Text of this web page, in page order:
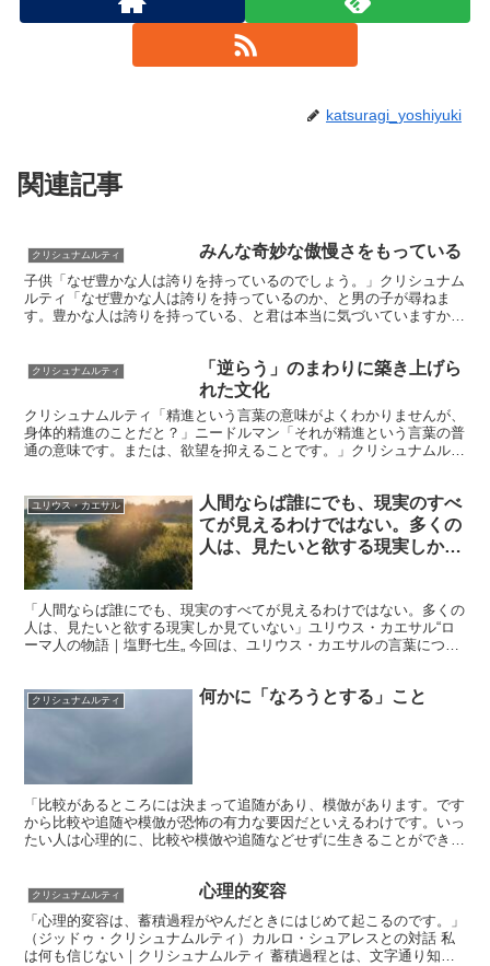
katsuragi_yoshiyuki
関連記事
クリシュナムルティ みんな奇妙な傲慢さをもっている
子供「なぜ豊かな人は誇りを持っているのでしょう。」クリシュナム
ルティ「なぜ豊かな人は誇りを持っているのか、と男の子が尋ねま
す。豊かな人は誇りを持っている、と君は本当に気づいていますか。
クリシュナムルティ
「逆らう」のまわりに築き上げら
れた文化
クリシュナムルティ「精進という言葉の意味がよくわかりませんが、
身体的精進のことだと？」ニードルマン「それが精進という言葉の普
通の意味です。または、欲望を抑えることです。」クリシュナムルテ
ユリウス・カエサル
人間ならば誰にでも、現実のすべ
てが見えるわけではない。多くの
人は、見たいと欲する現実しか見
「人間ならば誰にでも、現実のすべてが見えるわけではない。多くの
人は、見たいと欲する現実しか見ていない」ユリウス・カエサル“ロ
ーマ人の物語｜塩野七生„ 今回は、ユリウス・カエサルの言葉につい
クリシュナムルティ 何かに「なろうとする」こと
「比較があるところには決まって追随があり、模倣があります。です
から比較や追随や模倣が恐怖の有力な要因だといえるわけです。いっ
たい人は心理的に、比較や模倣や追随などせずに生きることができる
クリシュナムルティ 心理的変容
「心理的変容は、蓄積過程がやんだときにはじめて起こるのです。」
（ジッドゥ・クリシュナムルティ）カルロ・シュアレスとの対話 私
は何も信じない｜クリシュナムルティ 蓄積過程とは、文字通り知識